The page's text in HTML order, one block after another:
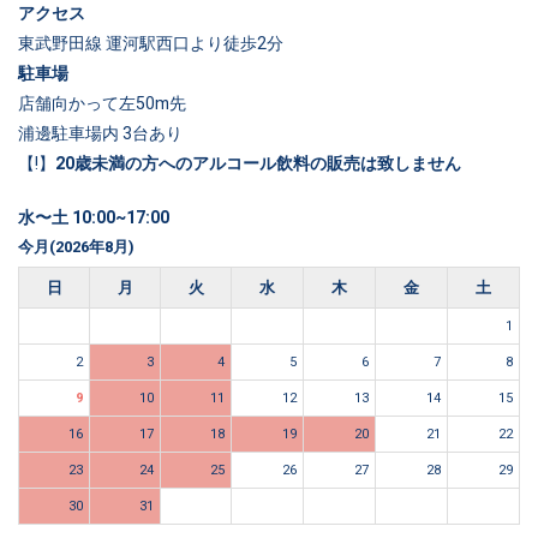
アクセス
東武野田線 運河駅西口より徒歩2分
駐車場
店舗向かって左50m先
浦邊駐車場内 3台あり
【!】 20歳未満の方へのアルコール飲料の販売は致しません
水〜土 10:00~17:00
今月(2026年8月)
日
月 火 水 木 金 土
1
2
3 4 5 6 7
8
9
10 11 12 13 14
15
16
17 18 19 20 21
22
23
24 25 26 27 28
29
30
31